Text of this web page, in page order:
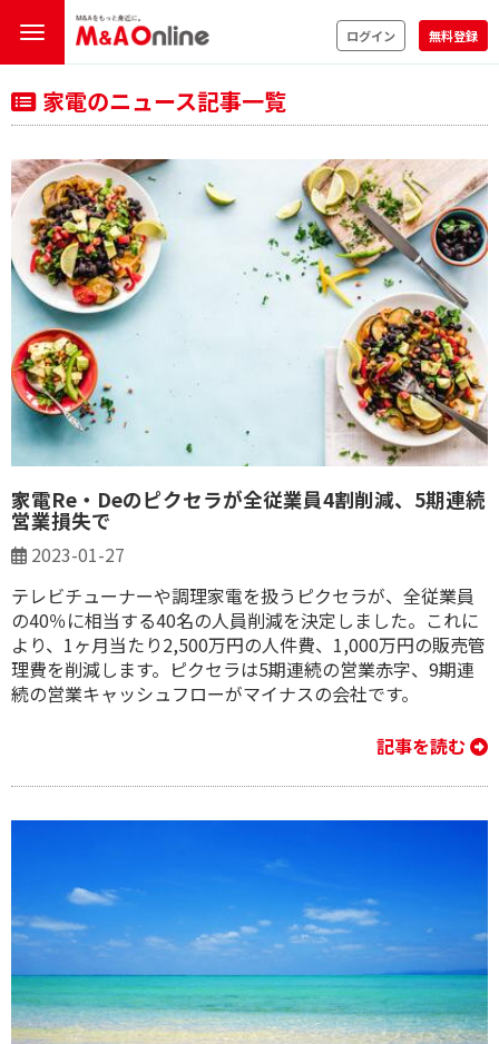
ログイン 無料登録
家電のニュース記事一覧
家電Re・Deのピクセラが全従業員4割削減、5期連続
営業損失で
2023-01-27
テレビチューナーや調理家電を扱うピクセラが、全従業員
の40％に相当する40名の人員削減を決定しました。これに
より、1ヶ月当たり2,500万円の人件費、1,000万円の販売管
理費を削減します。ピクセラは5期連続の営業赤字、9期連
続の営業キャッシュフローがマイナスの会社です。
記事を読む